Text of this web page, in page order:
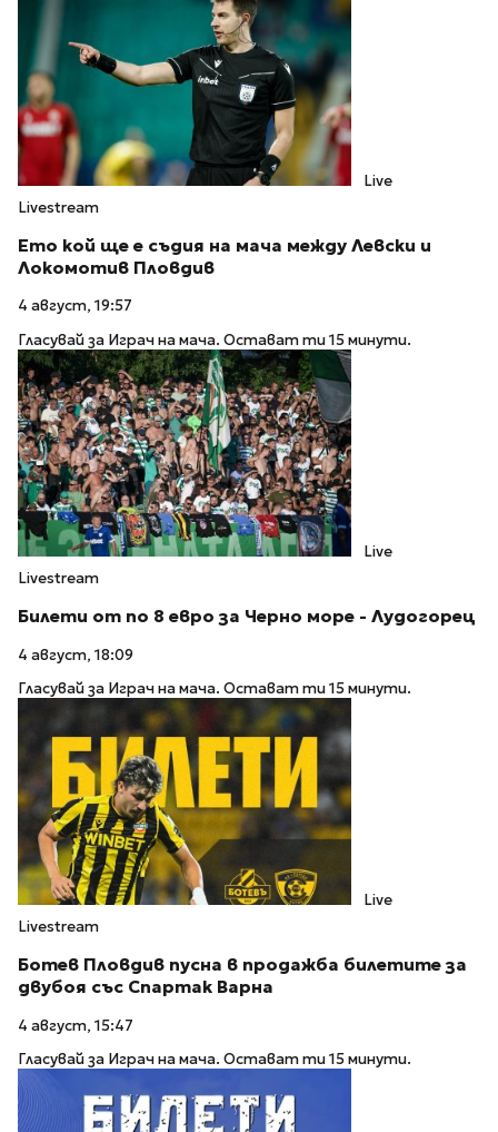
Live
Livestream
Ето кой ще е съдия на мача между Левски и
Локомотив Пловдив
4 август, 19:57
Гласувай за Играч на мача. Остават ти 15 минути.
Live
Livestream
Билети от по 8 евро за Черно море - Лудогорец
4 август, 18:09
Гласувай за Играч на мача. Остават ти 15 минути.
Live
Livestream
Ботев Пловдив пусна в продажба билетите за
двубоя със Спартак Варна
4 август, 15:47
Гласувай за Играч на мача. Остават ти 15 минути.